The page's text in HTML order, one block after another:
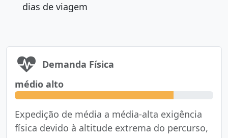
dias de viagem
Demanda Física
médio alto
Expedição de média a média-alta exigência
física devido à altitude extrema do percurso,